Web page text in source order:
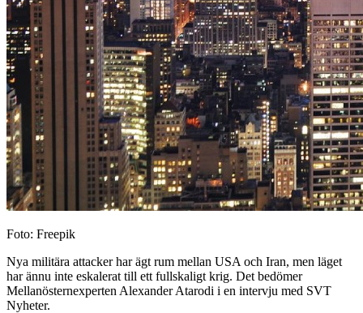
Foto: Freepik
Nya militära attacker har ägt rum mellan USA och Iran, men läget
har ännu inte eskalerat till ett fullskaligt krig. Det bedömer
Mellanösternexperten Alexander Atarodi i en intervju med SVT
Nyheter.